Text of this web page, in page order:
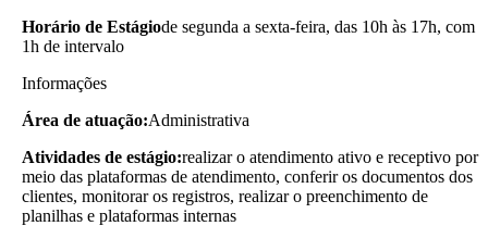
Horário de Estágiode segunda a sexta-feira, das 10h às 17h, com
1h de intervalo
Informações
Área de atuação:Administrativa
Atividades de estágio:realizar o atendimento ativo e receptivo por
meio das plataformas de atendimento, conferir os documentos dos
clientes, monitorar os registros, realizar o preenchimento de
planilhas e plataformas internas